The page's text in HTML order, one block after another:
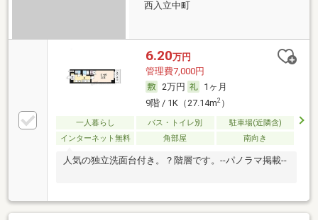
西入立中町
6.20万円
管理費7,000円
2万円
1ヶ月
9階 / 1K（27.14m2）
一人暮らし バス・トイレ別
駐車場(近隣含)
インターネット無料
角部屋 南向き
人気の独立洗面台付き。？階層です。--パノラマ掲載--